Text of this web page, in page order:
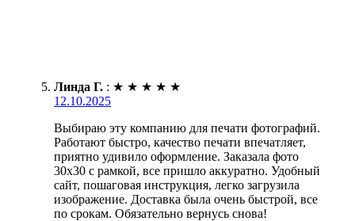
Линда Г. : ★ ★ ★ ★ ★
12.10.2025
Выбираю эту компанию для печати фотографий.
Работают быстро, качество печати впечатляет,
приятно удивило оформление. Заказала фото
30х30 с рамкой, все пришло аккуратно. Удобный
сайт, пошаговая инструкция, легко загрузила
изображение. Доставка была очень быстрой, все
по срокам. Обязательно вернусь снова!